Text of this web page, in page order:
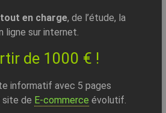
en charge, de l’étude, la
ligne sur internet.
de 1000 € !
informatif avec 5 pages
site de E-commerce évolutif.